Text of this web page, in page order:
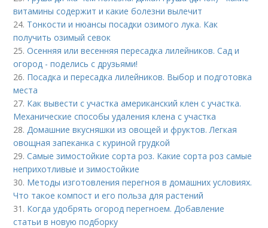
витамины содержит и какие болезни вылечит
24. Тонкости и нюансы посадки озимого лука. Как
получить озимый севок
25.Осенняя или весенняя пересадка лилейников. Сад и
огород - поделись с друзьями!
26. Посадка и пересадка лилейников. Выбор и подготовка
места
27. Как вывести с участка американский клен с участка.
Механические способы удаления клена с участка
28.Домашние вкусняшки из овощей и фруктов. Легкая
овощная запеканка с куриной грудкой
29.Самые зимостойкие сорта роз. Какие сорта роз самые
неприхотливые и зимостойкие
30. Методы изготовления перегноя в домашних условиях.
Что такое компост и его польза для растений
31. Когда удобрять огород перегноем. Добавление
статьи в новую подборку